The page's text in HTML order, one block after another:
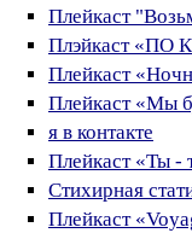
Плейкаст
Плэйкаст
Плейкаст
Плейкаст «Мы
я в контакте
Плейкаст «Ты -
Стихирная
Плейкаст